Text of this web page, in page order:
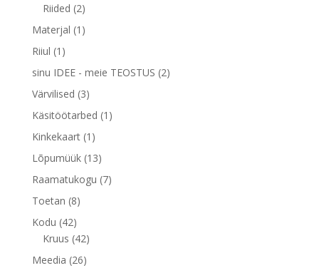
Riided 22
toodet
Materjal 1 1
Riiul 1 1
toode
sinu IDEE - meie TEOSTUS 22
Värvilised 33
toodet
Käsitöötarbed 1 1
Kinkekaart 1 1
toode
Lõpumüük 1313
toodet
Raamatukogu 77
Toetan 88
Kodu 4242
toodet
Kruus 4242
toodet
Meedia 2626